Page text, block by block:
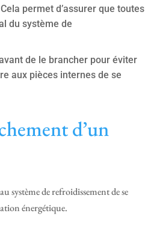
Cela permet d’assurer que toutes
du système de
de le brancher pour éviter
aux pièces internes de se
d’un
système de refroidissement de se
énergétique.